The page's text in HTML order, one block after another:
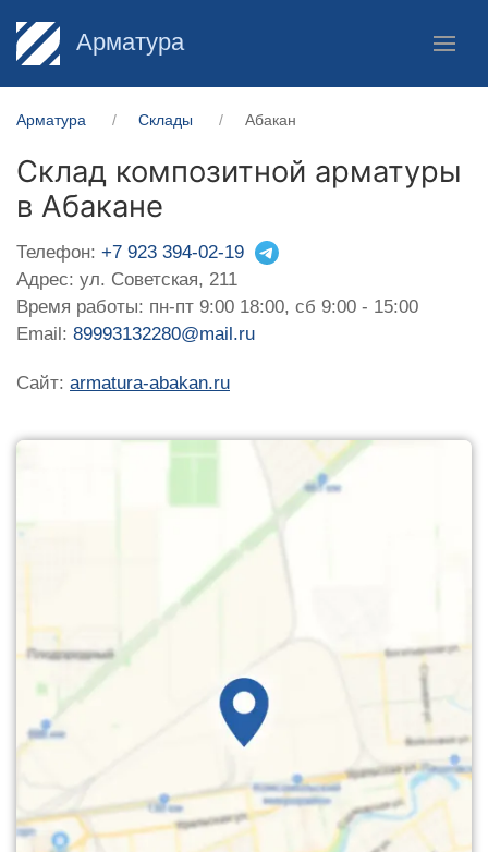
Арматура
Арматура Склады Абакан
Склад композитной арматуры
в Абакане
Телефон: +7 923 394-02-19
Адрес: ул. Советская, 211
Время работы: пн-пт 9:00 18:00, сб 9:00 - 15:00
Email: 89993132280@mail.ru
Сайт: armatura-abakan.ru